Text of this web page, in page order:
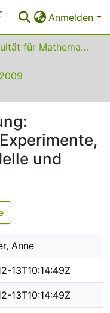
Anmelden
01 Fakultät für Mathematik
2009
und
Anne
13T10:14:49Z
13T10:14:49Z